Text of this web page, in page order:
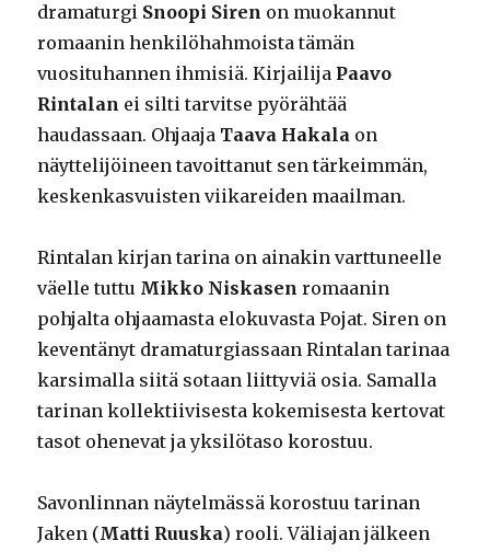
dramaturgi Snoopi Siren on muokannut
romaanin henkilöhahmoista tämän
vuosituhannen ihmisiä. Kirjailija Paavo
Rintalan ei silti tarvitse pyörähtää
haudassaan. Ohjaaja Taava Hakala on
näyttelijöineen tavoittanut sen tärkeimmän,
keskenkasvuisten viikareiden maailman.
Rintalan kirjan tarina on ainakin varttuneelle
väelle tuttu Mikko Niskasen romaanin
pohjalta ohjaamasta elokuvasta Pojat. Siren on
keventänyt dramaturgiassaan Rintalan tarinaa
karsimalla siitä sotaan liittyviä osia. Samalla
tarinan kollektiivisesta kokemisesta kertovat
tasot ohenevat ja yksilötaso korostuu.
Savonlinnan näytelmässä korostuu tarinan
Jaken (Matti Ruuska) rooli. Väliajan jälkeen